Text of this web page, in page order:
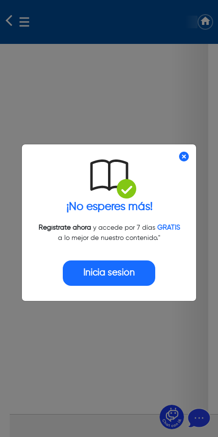
¡No esperes más!
Regístrate ahoray accede por 7 días GRATIS
a lo mejor de nuestro contenido."
Inicia sesión